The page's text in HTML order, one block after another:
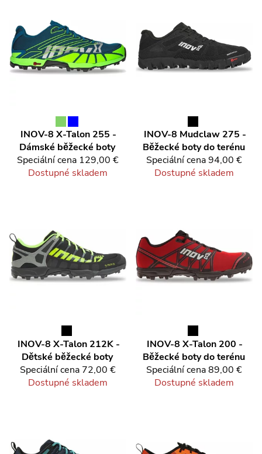
INOV-8 X-Talon 255 -
Dámské běžecké boty
Speciální cena 129,00 €
Dostupné skladem
INOV-8 Mudclaw 275 -
Běžecké boty do terénu
Speciální cena94,00 €
Dostupné skladem
INOV-8 X-Talon 212K -
Dětské běžecké boty
Speciální cena 72,00 €
Dostupné skladem
INOV-8 X-Talon 200 -
Běžecké boty do terénu
Speciální cena89,00 €
Dostupné skladem